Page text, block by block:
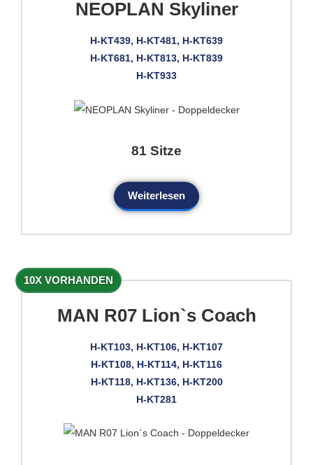
NEOPLAN Skyliner
H-KT439, H-KT481, H-KT639
H-KT681, H-KT813, H-KT839
H-KT933
81 Sitze
Weiterlesen
10X VORHANDEN
MAN R07 Lion`s Coach
H-KT103, H-KT106, H-KT107
H-KT108, H-KT114, H-KT116
H-KT118, H-KT136, H-KT200
H-KT281